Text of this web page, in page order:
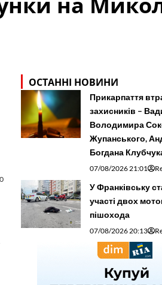
ОСТАННІ НОВИНИ
Прикарпаття
захисників –
Володимира
Жупанського,
Богдана
07/08/2026 21:01
У Франківську
участі двох
пішохода
07/08/2026 20:13